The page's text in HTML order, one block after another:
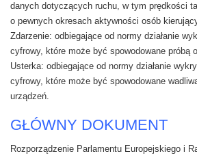
danych dotyczących ruchu, w tym prędkości
o pewnych okresach aktywności osób
Zdarzenie: odbiegające od normy działanie
cyfrowy, które może być spowodowane próbą
Usterka: odbiegające od normy działanie
cyfrowy, które może być spowodowane
urządzeń.
GŁÓWNY DOKUMENT
Rozporządzenie Parlamentu Europejskiego i